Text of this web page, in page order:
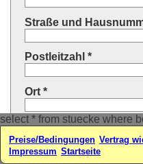
select * from stuecke where
Straße und
Postleitzahl *
Ort *
Land * (auswählen
Ihre E-Mail-Adresse*
Preise/Bedingungen Vertrag
Impressum Startseite